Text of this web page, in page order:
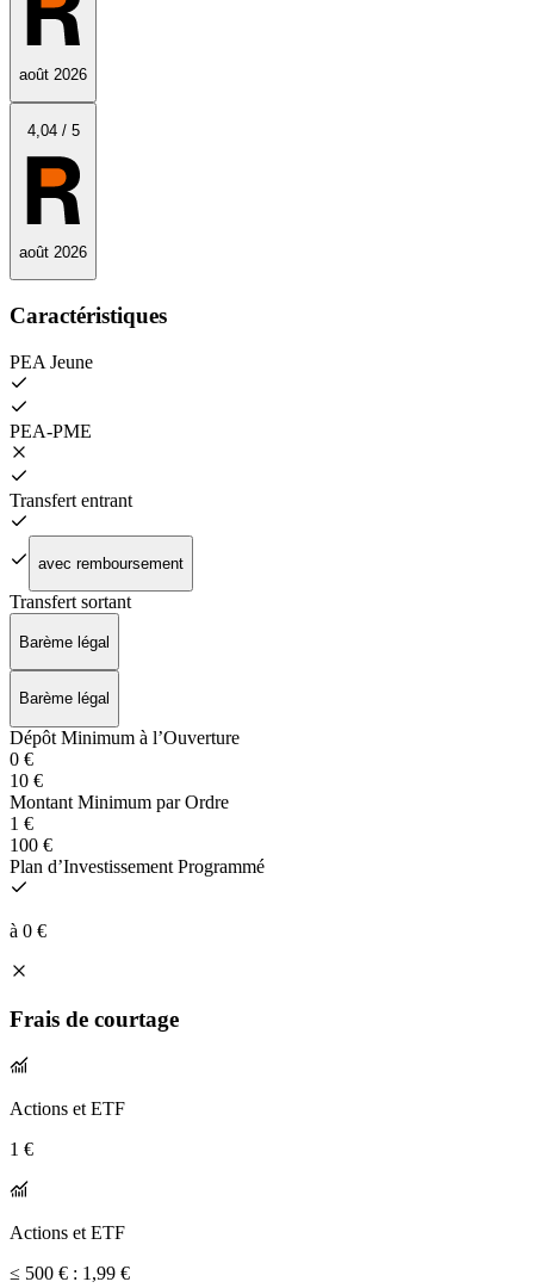
août 2026
4,04/ 5
août 2026
Caractéristiques
PEA Jeune
PEA‑PME
Transfert entrant
avec remboursement
Transfert sortant
Barème légal
Barème légal
Dépôt Minimum à l’Ouverture
0 €
10 €
Montant Minimum par Ordre
1 €
100 €
Plan d’Investissement Programmé
à 0 €
Frais de courtage
Actions et ETF
1 €
Actions et ETF
≤ 500 € : 1,99 €